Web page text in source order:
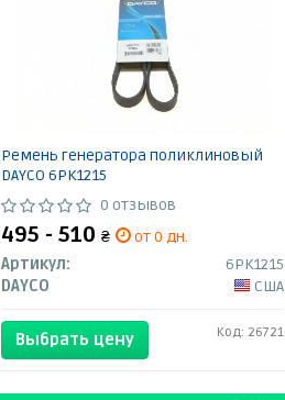
Ремень генератора поликлиновый
DAYCO 6PK1215
0 отзывов
495 - 510 ₴
от 0 дн.
Артикул:
6PK1215
DAYCO
США
Выбрать цену Код: 26721